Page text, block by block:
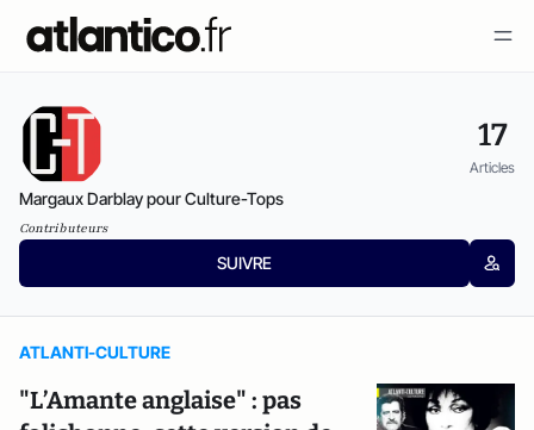
17
Articles
Margaux Darblay pour Culture-Tops
Contributeurs
SUIVRE
ATLANTI-CULTURE
"L’Amante anglaise" : pas